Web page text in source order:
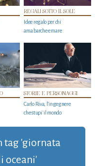
REGALI SOTTO IL SOLE
Idee regalo per chi
ama barche e mare
STORIE E PERSONAGGI
Carlo Riva, l’ingegnere
che stupi' il mondo
tag 'giornata
oceani'